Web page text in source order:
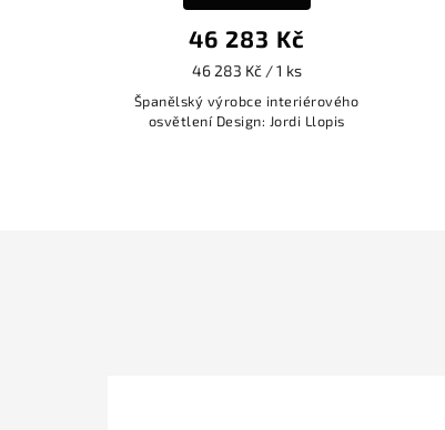
46 283 Kč
46 283 Kč / 1 ks
Španělský výrobce interiérového
osvětlení Design: Jordi Llopis